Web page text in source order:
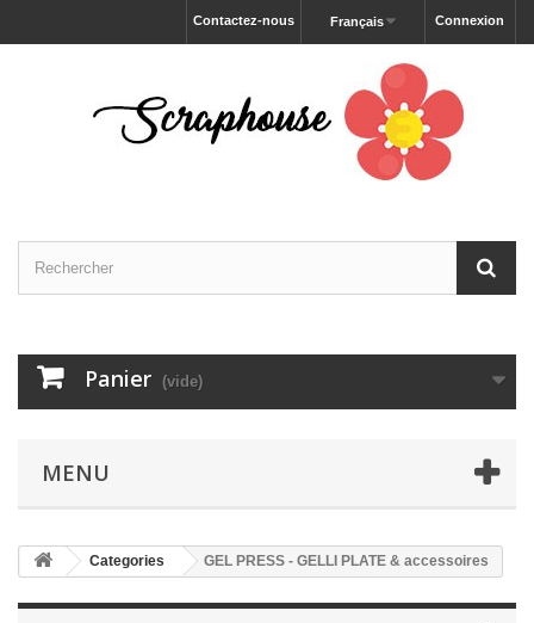
Connexion
Français
Contactez-nous
Panier (vide)
MENU
Categories GEL PRESS - GELLI PLATE & accessoires